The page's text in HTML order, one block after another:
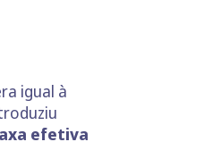
igual à
efetiva